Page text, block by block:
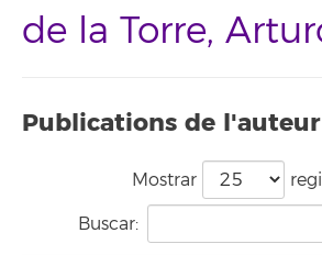
de la Torre,
Publications de
Mostrar
Buscar: